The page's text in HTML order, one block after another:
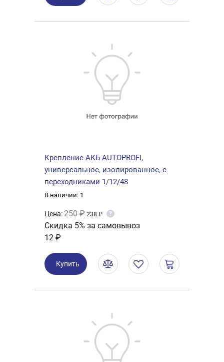
Крепление АКБ AUTOPROFI,
универсальное, изолированное, с
переходниками 1/12/48
В наличии: 1
Цена:250 ₽ 238 ₽ ?
Скидка 5% за самовывоз
12 ₽
Купить